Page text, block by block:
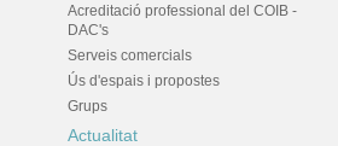
Acreditació professional del COIB -
DAC's
Serveis comercials
Ús d'espais i propostes
Grups
Actualitat